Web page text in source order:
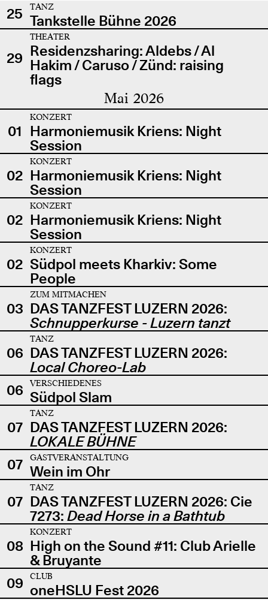
25
TANZ
Tankstelle Bühne 2026
29
THEATER
Residenzsharing: Aldebs / Al
Hakim / Caruso / Zünd: raising
flags
Mai 2026
01
KONZERT
Harmoniemusik Kriens: Night
Session
02
KONZERT
Harmoniemusik Kriens: Night
Session
02
KONZERT
Harmoniemusik Kriens: Night
Session
02
KONZERT
Südpol meets Kharkiv: Some
People
03
ZUM MITMACHEN
DAS TANZFEST LUZERN 2026:
Schnupperkurse - Luzern tanzt
06
TANZ
DAS TANZFEST LUZERN 2026:
Local Choreo-Lab
06
VERSCHIEDENES
Südpol Slam
07
TANZ
DAS TANZFEST LUZERN 2026:
LOKALE BÜHNE
07
GASTVERANSTALTUNG
Wein im Ohr
07
TANZ
DAS TANZFEST LUZERN 2026: Cie
7273: Dead Horse in a Bathtub
08
KONZERT
High on the Sound #11: Club Arielle
& Bruyante
09
CLUB
oneHSLU Fest 2026